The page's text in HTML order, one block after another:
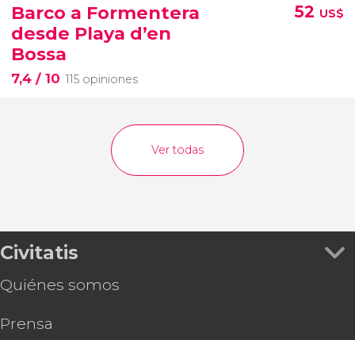
Barco a Formentera
desde Playa d’en
Bossa
7,4 / 10 115 opiniones
52 US$
Ver todas
Civitatis
Quiénes somos
Prensa